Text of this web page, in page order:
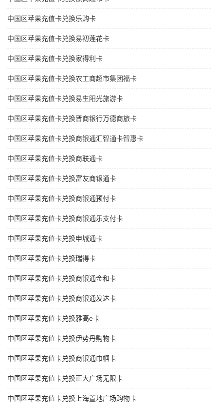
中国区苹果充值卡兑换乐购卡
中国区苹果充值卡兑换易初莲花卡
中国区苹果充值卡兑换家得利卡
中国区苹果充值卡兑换农工商超市集团福卡
中国区苹果充值卡兑换易生阳光旅游卡
中国区苹果充值卡兑换晋商银行万德商旅卡
中国区苹果充值卡兑换商银通汇智通卡智惠卡
中国区苹果充值卡兑换商联通卡
中国区苹果充值卡兑换富友商银通卡
中国区苹果充值卡兑换商银通预付卡
中国区苹果充值卡兑换商银通乐支付卡
中国区苹果充值卡兑换申城通卡
中国区苹果充值卡兑换瑞得卡
中国区苹果充值卡兑换商银通金和卡
中国区苹果充值卡兑换商银通发达卡
中国区苹果充值卡兑换雅高e卡
中国区苹果充值卡兑换伊势丹购物卡
中国区苹果充值卡兑换商银通巾帼卡
中国区苹果充值卡兑换正大广场无限卡
中国区苹果充值卡兑换上海置地广场购物卡